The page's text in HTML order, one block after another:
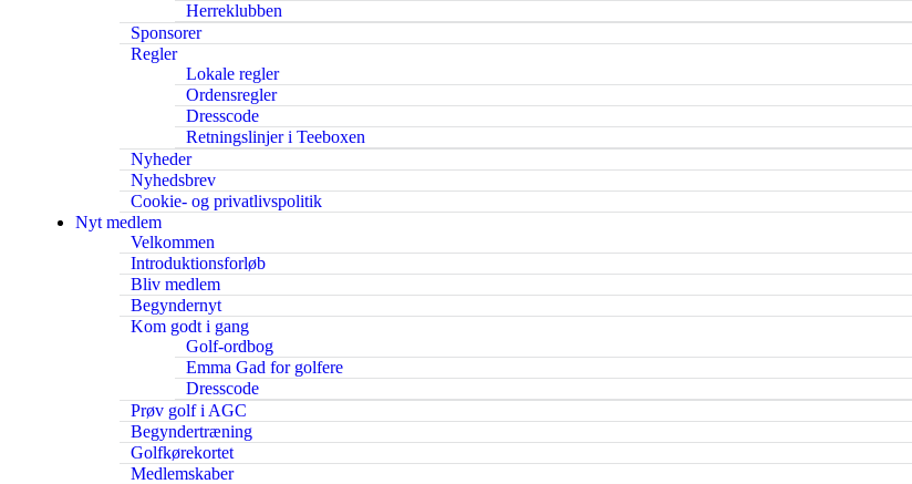
Herreklubben
Sponsorer
Regler
Lokale regler
Ordensregler
Dresscode
Retningslinjer i Teeboxen
Nyheder
Nyhedsbrev
Cookie- og privatlivspolitik
Nyt medlem
Velkommen
Introduktionsforløb
Bliv medlem
Begyndernyt
Kom godt i gang
Golf-ordbog
Emma Gad for golfere
Dresscode
Prøv golf i AGC
Begyndertræning
Golfkørekortet
Medlemskaber